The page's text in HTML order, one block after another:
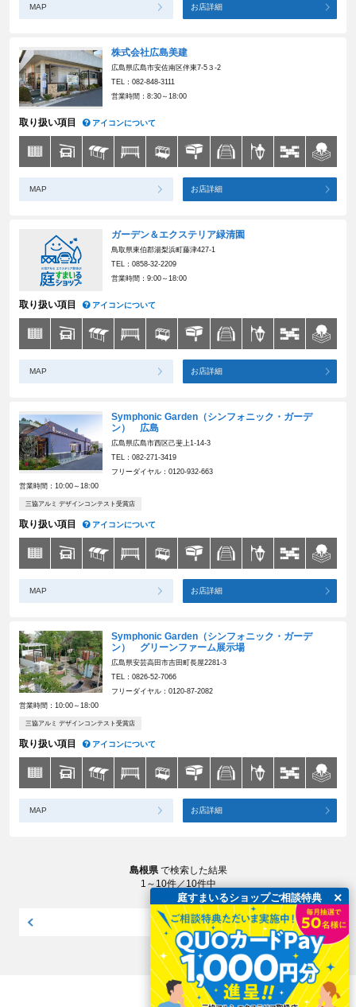
MAP お店詳細
株式会社広島美建
広島県広島市安佐南区伴東7-5３-2
TEL：082-848-3111
営業時間：8:30～18:00
取り扱い項目 アイコンについて
MAP お店詳細
ガーデン＆エクステリア緑清園
鳥取県東伯郡湯梨浜町藤津427-1
TEL：0858-32-2209
営業時間：9:00～18:00
取り扱い項目 アイコンについて
MAP お店詳細
Symphonic Garden（シンフォニック・ガーデ
ン） 広島
広島県広島市西区己斐上1-14-3
TEL：082-271-3419
フリーダイヤル：0120-932-663
営業時間：10:00～18:00
三協アルミ デザインコンテスト受賞店
取り扱い項目 アイコンについて
MAP お店詳細
Symphonic Garden（シンフォニック・ガーデ
ン） グリーンファーム展示場
広島県安芸高田市吉田町長屋2281-3
TEL：0826-52-7066
フリーダイヤル：0120-87-2082
営業時間：10:00～18:00
三協アルミ デザインコンテスト受賞店
取り扱い項目 アイコンについて
MAP お店詳細
島根県で検索した結果
1～10件／10件中
トップへ戻る
×
庭すまいるショップご相談特典